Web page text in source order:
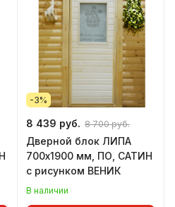
-3%
8 439 руб. 8 700 руб.
Дверной блок ЛИПА
700х1900 мм, ПО, САТИН
с рисунком ВЕНИК
В наличии